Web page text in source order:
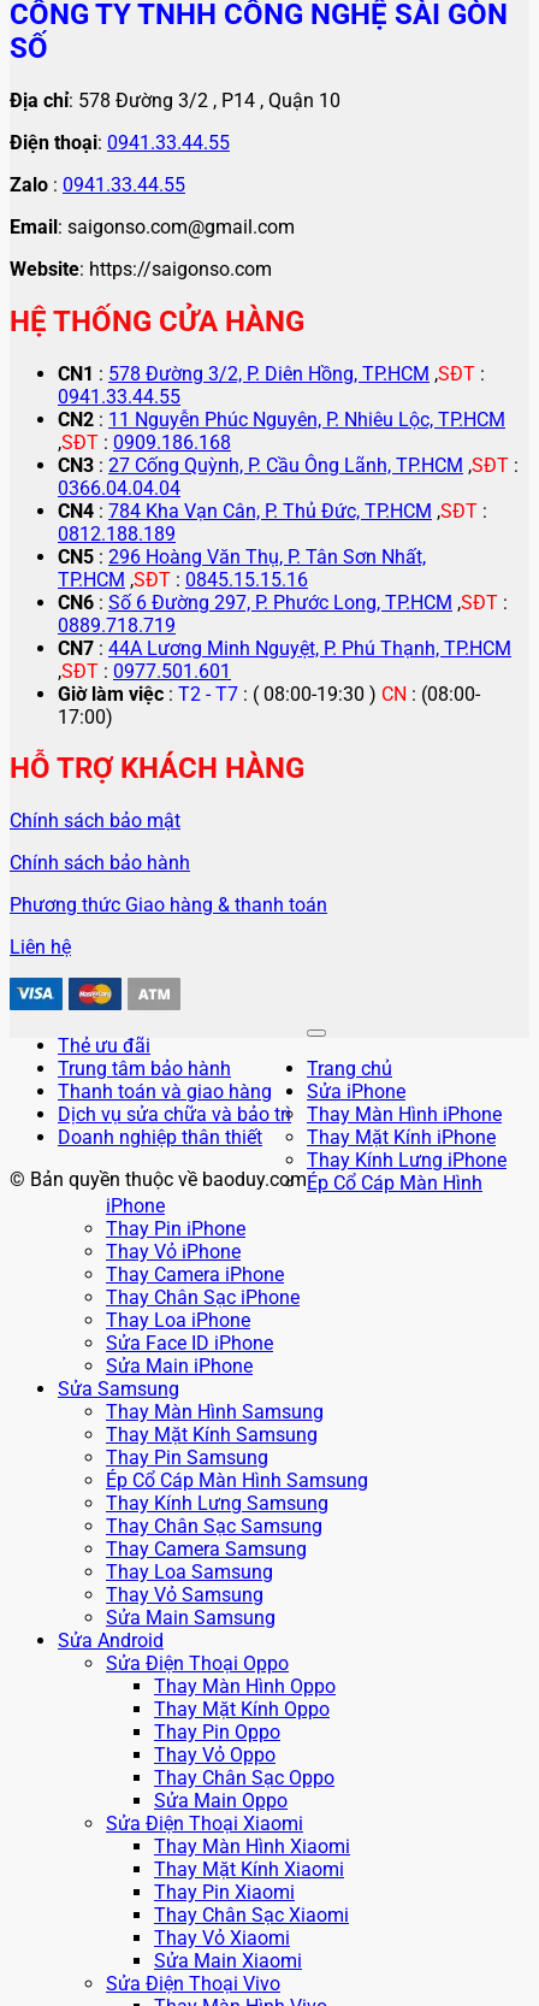
CÔNG TY TNHH CÔNG NGHỆ SÀI GÒN
SỐ
Địa chỉ: 578 Đường 3/2 , P14 , Quận 10
Điện thoại: 0941.33.44.55
Zalo : 0941.33.44.55
Email: saigonso.com@gmail.com
Website: https://saigonso.com
HỆ THỐNG CỬA HÀNG
CN1 : 578 Đường 3/2, P. Diên Hồng, TP.HCM ,SĐT :
0941.33.44.55
CN2 : 11 Nguyễn Phúc Nguyên, P. Nhiêu Lộc, TP.HCM
,SĐT : 0909.186.168
CN3 : 27 Cống Quỳnh, P. Cầu Ông Lãnh, TP.HCM ,SĐT :
0366.04.04.04
CN4 : 784 Kha Vạn Cân, P. Thủ Đức, TP.HCM ,SĐT :
0812.188.189
CN5 : 296 Hoàng Văn Thụ, P. Tân Sơn Nhất,
TP.HCM ,SĐT : 0845.15.15.16
CN6 : Số 6 Đường 297, P. Phước Long, TP.HCM ,SĐT :
0889.718.719
CN7 : 44A Lương Minh Nguyệt, P. Phú Thạnh, TP.HCM
,SĐT : 0977.501.601
Giờ làm việc : T2 - T7 : ( 08:00-19:30 ) CN : (08:00-
17:00)
HỖ TRỢ KHÁCH HÀNG
Chính sách bảo mật
Chính sách bảo hành
Phương thức Giao hàng & thanh toán
Liên hệ
Thẻ ưu đãi
Trung tâm bảo hành
Thanh toán và giao hàng
Dịch vụ sửa chữa và bảo trì
Doanh nghiệp thân thiết
© Bản quyền thuộc về baoduy.com
Trang chủ
Sửa iPhone
Thay Màn Hình iPhone
Thay Mặt Kính iPhone
Thay Kính Lưng iPhone
Ép Cổ Cáp Màn Hình
iPhone
Thay Pin iPhone
Thay Vỏ iPhone
Thay Camera iPhone
Thay Chân Sạc iPhone
Thay Loa iPhone
Sửa Face ID iPhone
Sửa Main iPhone
Sửa Samsung
Thay Màn Hình Samsung
Thay Mặt Kính Samsung
Thay Pin Samsung
Ép Cổ Cáp Màn Hình Samsung
Thay Kính Lưng Samsung
Thay Chân Sạc Samsung
Thay Camera Samsung
Thay Loa Samsung
Thay Vỏ Samsung
Sửa Main Samsung
Sửa Android
Sửa Điện Thoại Oppo
Thay Màn Hình Oppo
Thay Mặt Kính Oppo
Thay Pin Oppo
Thay Vỏ Oppo
Thay Chân Sạc Oppo
Sửa Main Oppo
Sửa Điện Thoại Xiaomi
Thay Màn Hình Xiaomi
Thay Mặt Kính Xiaomi
Thay Pin Xiaomi
Thay Chân Sạc Xiaomi
Thay Vỏ Xiaomi
Sửa Main Xiaomi
Sửa Điện Thoại Vivo